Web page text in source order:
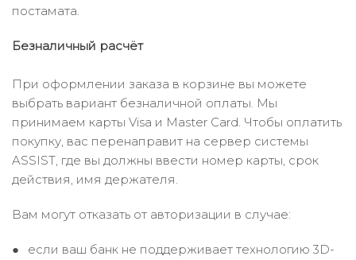
постамата.
Безналичный расчёт
При оформлении заказа в корзине вы можете
выбрать вариант безналичной оплаты. Мы
принимаем карты Visa и Master Card. Чтобы оплатить
покупку, вас перенаправит на сервер системы
ASSIST, где вы должны ввести номер карты, срок
действия, имя держателя.
Вам могут отказать от авторизации в случае:
если ваш банк не поддерживает технологию 3D-